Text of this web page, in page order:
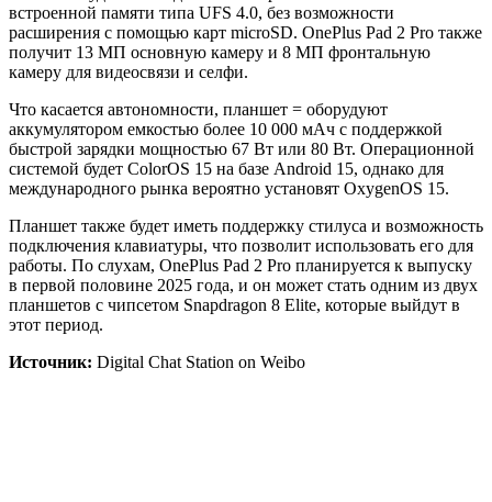
встроенной памяти типа UFS 4.0, без возможности
расширения с помощью карт microSD. OnePlus Pad 2 Pro также
получит 13 МП основную камеру и 8 МП фронтальную
камеру для видеосвязи и селфи.
Что касается автономности, планшет = оборудуют
аккумулятором емкостью более 10 000 мАч с поддержкой
быстрой зарядки мощностью 67 Вт или 80 Вт. Операционной
системой будет ColorOS 15 на базе Android 15, однако для
международного рынка вероятно установят OxygenOS 15.
Планшет также будет иметь поддержку стилуса и возможность
подключения клавиатуры, что позволит использовать его для
работы. По слухам, OnePlus Pad 2 Pro планируется к выпуску
в первой половине 2025 года, и он может стать одним из двух
планшетов с чипсетом Snapdragon 8 Elite, которые выйдут в
этот период.
Источник: Digital Chat Station on Weibo